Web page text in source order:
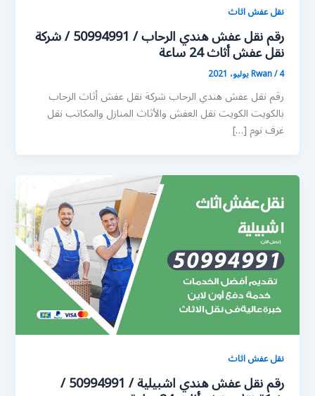
نقل عفش اثاث
رقم نقل عفش هندي الرحاب / 50994991 / شركة
نقل عفش أثاث 24 ساعة
Rwan/4 يوليو، 2021
رقم نقل عفش هندي الرحاب شركة نقل عفش أثاث الرحاب
بالكويت الكويت نقل العفش والأثاث المنازل والمكاتب نقل
غرف نوم […]
نقل عفش اثاث
رقم نقل عفش هندي اشبيلية / 50994991 /